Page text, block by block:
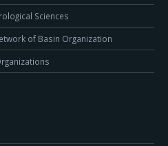
Sciences
of Basin Organization